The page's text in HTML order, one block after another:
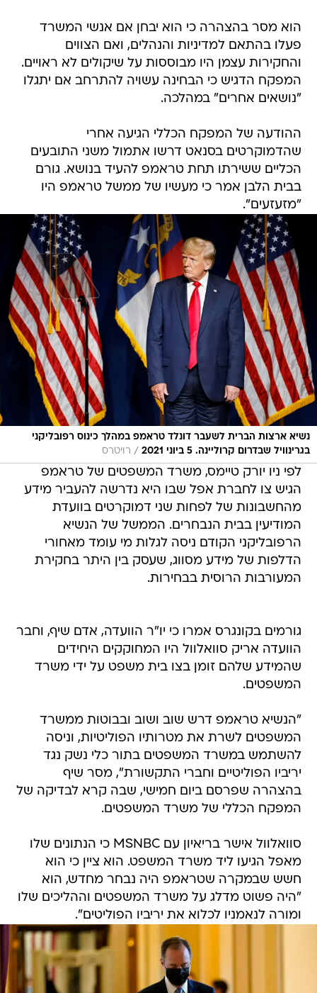
הוא מסר בהצהרה כי הוא יבחן אם אנשי המשרד
פעלו בהתאם למדיניות והנהלים, ואם הצווים
והחקירות עצמן היו מבוססות על שיקולים לא ראויים.
המפקח הדגיש כי הבחינה עשויה להתרחב אם יתגלו
"נושאים אחרים" במהלכה.
ההודעה של המפקח הכללי הגיעה אחרי
שהדמוקרטים בסנאט דרשו אתמול משני התובעים
הכליים ששירתו תחת טראמפ להעיד בנושא. גורם
בבית הלבן אמר כי מעשיו של ממשל טראמפ היו
"מזעזעים".
נשיא ארצות הברית לשעבר דונלד טראמפ במהלך כינוס רפובליקני
בגרינוויל שבדרום קרוליינה. 5 ביוני 2021
/ רויטרס
לפי ניו יורק טיימס, משרד המשפטים של טראמפ
הגיש צו לחברת אפל שבו היא נדרשה להעביר מידע
מהחשבונות של לפחות שני דמוקרטים בוועדת
המודיעין בבית הנבחרים. הממשל של הנשיא
הרפובליקני הקודם ניסה לגלות מי עומד מאחורי
הדלפות של מידע מסווג, שעסק בין היתר בחקירת
המעורבות הרוסית בבחירות.
גורמים בקונגרס אמרו כי יו"ר הוועדה, אדם שיף, וחבר
הוועדה אריק סוואלוול היו המחוקקים היחידים
שהמידע שלהם זומן בצו בית משפט על ידי משרד
המשפטים.
"הנשיא טראמפ דרש שוב ושוב ובבוטות ממשרד
המשפטים לשרת את מטרותיו הפוליטיות, וניסה
להשתמש במשרד המשפטים בתור כלי נשק נגד
יריביו הפוליטיים וחברי התקשורת", מסר שיף
בהצהרה שפרסם ביום חמישי, שבה קרא לבדיקה של
המפקח הכללי של משרד המשפטים.
סוואלוול אישר בריאיון עם MSNBC כי הנתונים שלו
מאפל הגיעו ליד משרד המשפט. הוא ציין כי הוא
חשש שבמקרה שטראמפ היה נבחר מחדש, הוא
"היה פשוט מדלג על משרד המשפטים וההליכים שלו
ומורה לנאמניו לכלוא את יריביו הפוליטים".